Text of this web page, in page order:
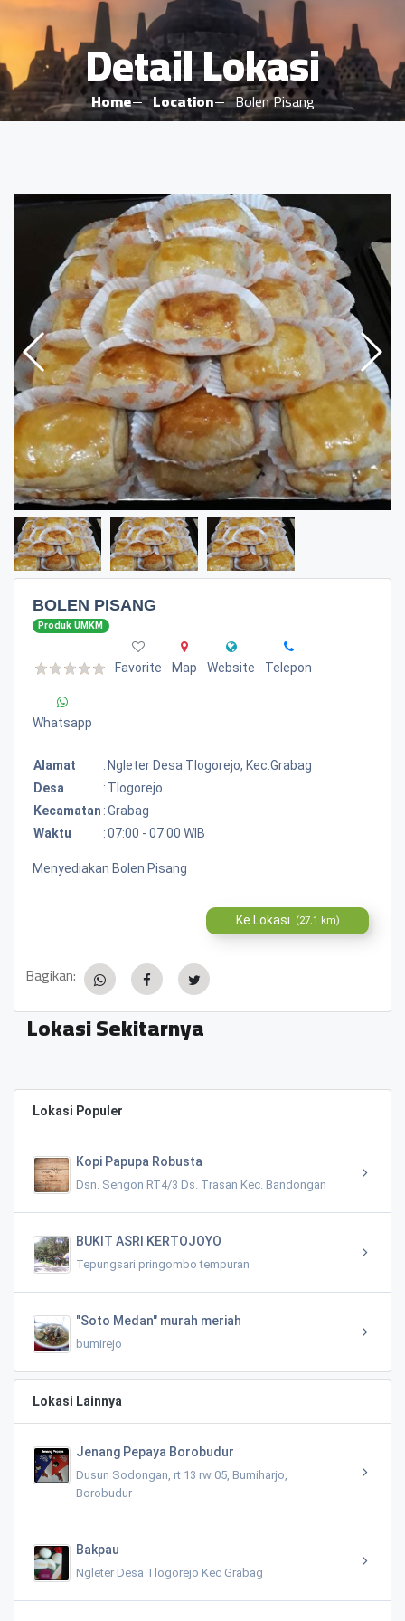
Detail Lokasi
Home Location Bolen Pisang
BOLEN PISANG
Produk UMKM
Favorite Map Website Telepon
Whatsapp
Alamat : Ngleter Desa Tlogorejo, Kec.grabag
Desa
: Tlogorejo
Kecamatan :Grabag
Waktu
:07:00 - 07:00 WIB
Menyediakan Bolen Pisang
Ke Lokasi (27.1 km)
Bagikan:
Lokasi Sekitarnya
Lokasi Populer
Kopi Papupa Robusta
Dsn. Sengon RT4/3 Ds. Trasan Kec. Bandongan
BUKIT ASRI KERTOJOYO
Tepungsari pringombo tempuran
"Soto Medan" murah meriah
bumirejo
Lokasi Lainnya
Jenang Pepaya Borobudur
Dusun Sodongan, rt 13 rw 05, Bumiharjo,
Borobudur
Bakpau
Ngleter Desa Tlogorejo Kec Grabag